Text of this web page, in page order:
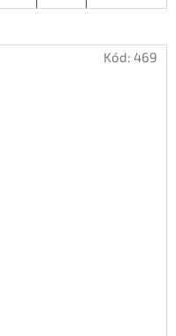
KOŠÍKU
Kód: 469